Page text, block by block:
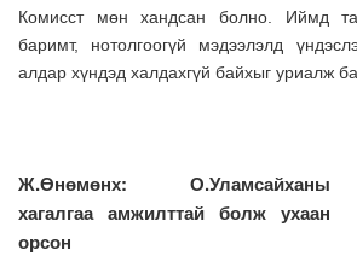
Комисст мөн хандсан болно. Иймд
баримт, нотолгоогүй мэдээлэлд
алдар хүндэд халдахгүй байхыг уриалж
Ж.Өнөмөнх: О.Уламсайханы
хагалгаа амжилттай болж ухаан
орсон